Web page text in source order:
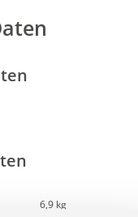
6,9 kg